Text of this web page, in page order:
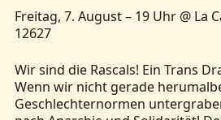
Freitag, 7. August – 19 Uhr @ La
12627
Wir sind die Rascals! Ein Trans
Wenn wir nicht gerade
Geschlechternormen